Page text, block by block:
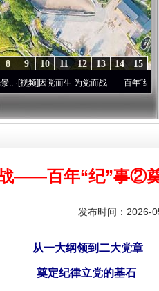
15
14
13
12
11
10
9
8
因党而生 为党而战——百年“纪”事⑧加强纪
——百年“纪”事②
发布时间：2026-
从一大纲领到二大党章
奠定纪律立党的基石